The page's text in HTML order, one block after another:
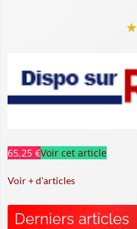
★
65,25 €Voir cet article
Voir + d'articles
Derniers articles